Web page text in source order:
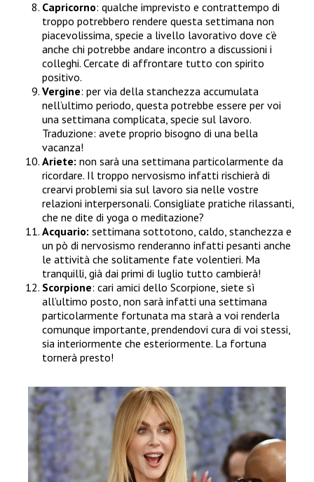
Capricorno: qualche imprevisto e contrattempo di
troppo potrebbero rendere questa settimana non
piacevolissima, specie a livello lavorativo dove c’è
anche chi potrebbe andare incontro a discussioni i
colleghi. Cercate di affrontare tutto con spirito
positivo.
Vergine: per via della stanchezza accumulata
nell’ultimo periodo, questa potrebbe essere per voi
una settimana complicata, specie sul lavoro.
Traduzione: avete proprio bisogno di una bella
vacanza!
Ariete: non sarà una settimana particolarmente da
ricordare. Il troppo nervosismo infatti rischierà di
crearvi problemi sia sul lavoro sia nelle vostre
relazioni interpersonali. Consigliate pratiche rilassanti,
che ne dite di yoga o meditazione?
Acquario: settimana sottotono, caldo, stanchezza e
un pò di nervosismo renderanno infatti pesanti anche
le attività che solitamente fate volentieri. Ma
tranquilli, già dai primi di luglio tutto cambierà!
Scorpione: cari amici dello Scorpione, siete sì
all’ultimo posto, non sarà infatti una settimana
particolarmente fortunata ma starà a voi renderla
comunque importante, prendendovi cura di voi stessi,
sia interiormente che esteriormente. La fortuna
tornerà presto!